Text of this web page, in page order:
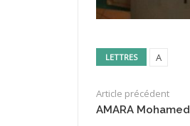
LETTRES A
Article précédent
AMARA Mohamed